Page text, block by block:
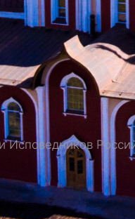
И
МУЗЕЙ
СО СВЯТЫНЯМИ